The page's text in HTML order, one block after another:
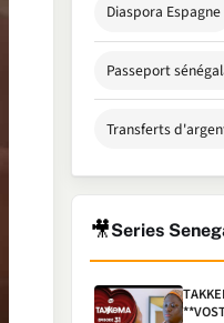
Diaspora Espagne
Passeport
Transferts
🎥Series